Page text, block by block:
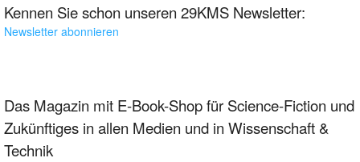
Kennen Sie schon unseren 29KMS Newsletter:
Newsletter abonnieren
Das Magazin mit E-Book-Shop für Science-Fiction und
Zukünftiges in allen Medien und in Wissenschaft &
Technik